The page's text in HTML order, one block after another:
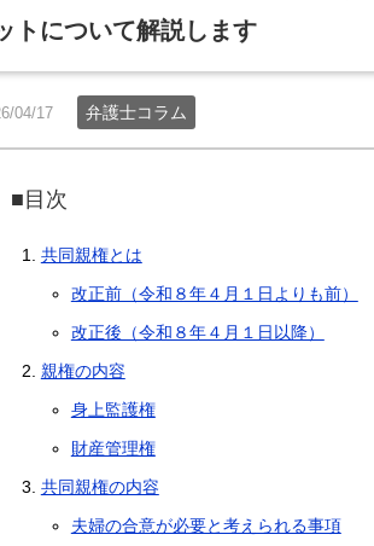
トについて解説します
04/17 弁護士コラム
■目次
共同親権とは
改正前（令和８年４月１日よりも前）
改正後（令和８年４月１日以降）
親権の内容
身上監護権
財産管理権
共同親権の内容
夫婦の合意が必要と考えられる事項